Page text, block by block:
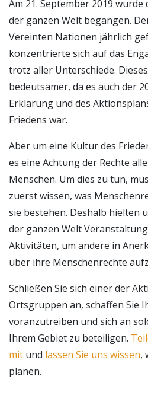
Am 21. September 2019
der ganzen Welt begangen.
Vereinten Nationen jährlich
konzentrierte sich auf das
trotz aller Unterschiede.
bedeutsamer, da es auch der
Erklärung und des
Friedens war.
Aber um eine Kultur des
es eine Achtung der Rechte
Menschen. Um dies zu tun,
zuerst wissen, was
sie bestehen. Deshalb hielten
der ganzen Welt
Aktivitäten, um andere in
über ihre Menschenrechte
Schließen Sie sich einer der
Ortsgruppen an, schaffen Sie
voranzutreiben und sich an
Ihrem Gebiet zu beteiligen.
mit und lassen Sie uns wissen,
planen.